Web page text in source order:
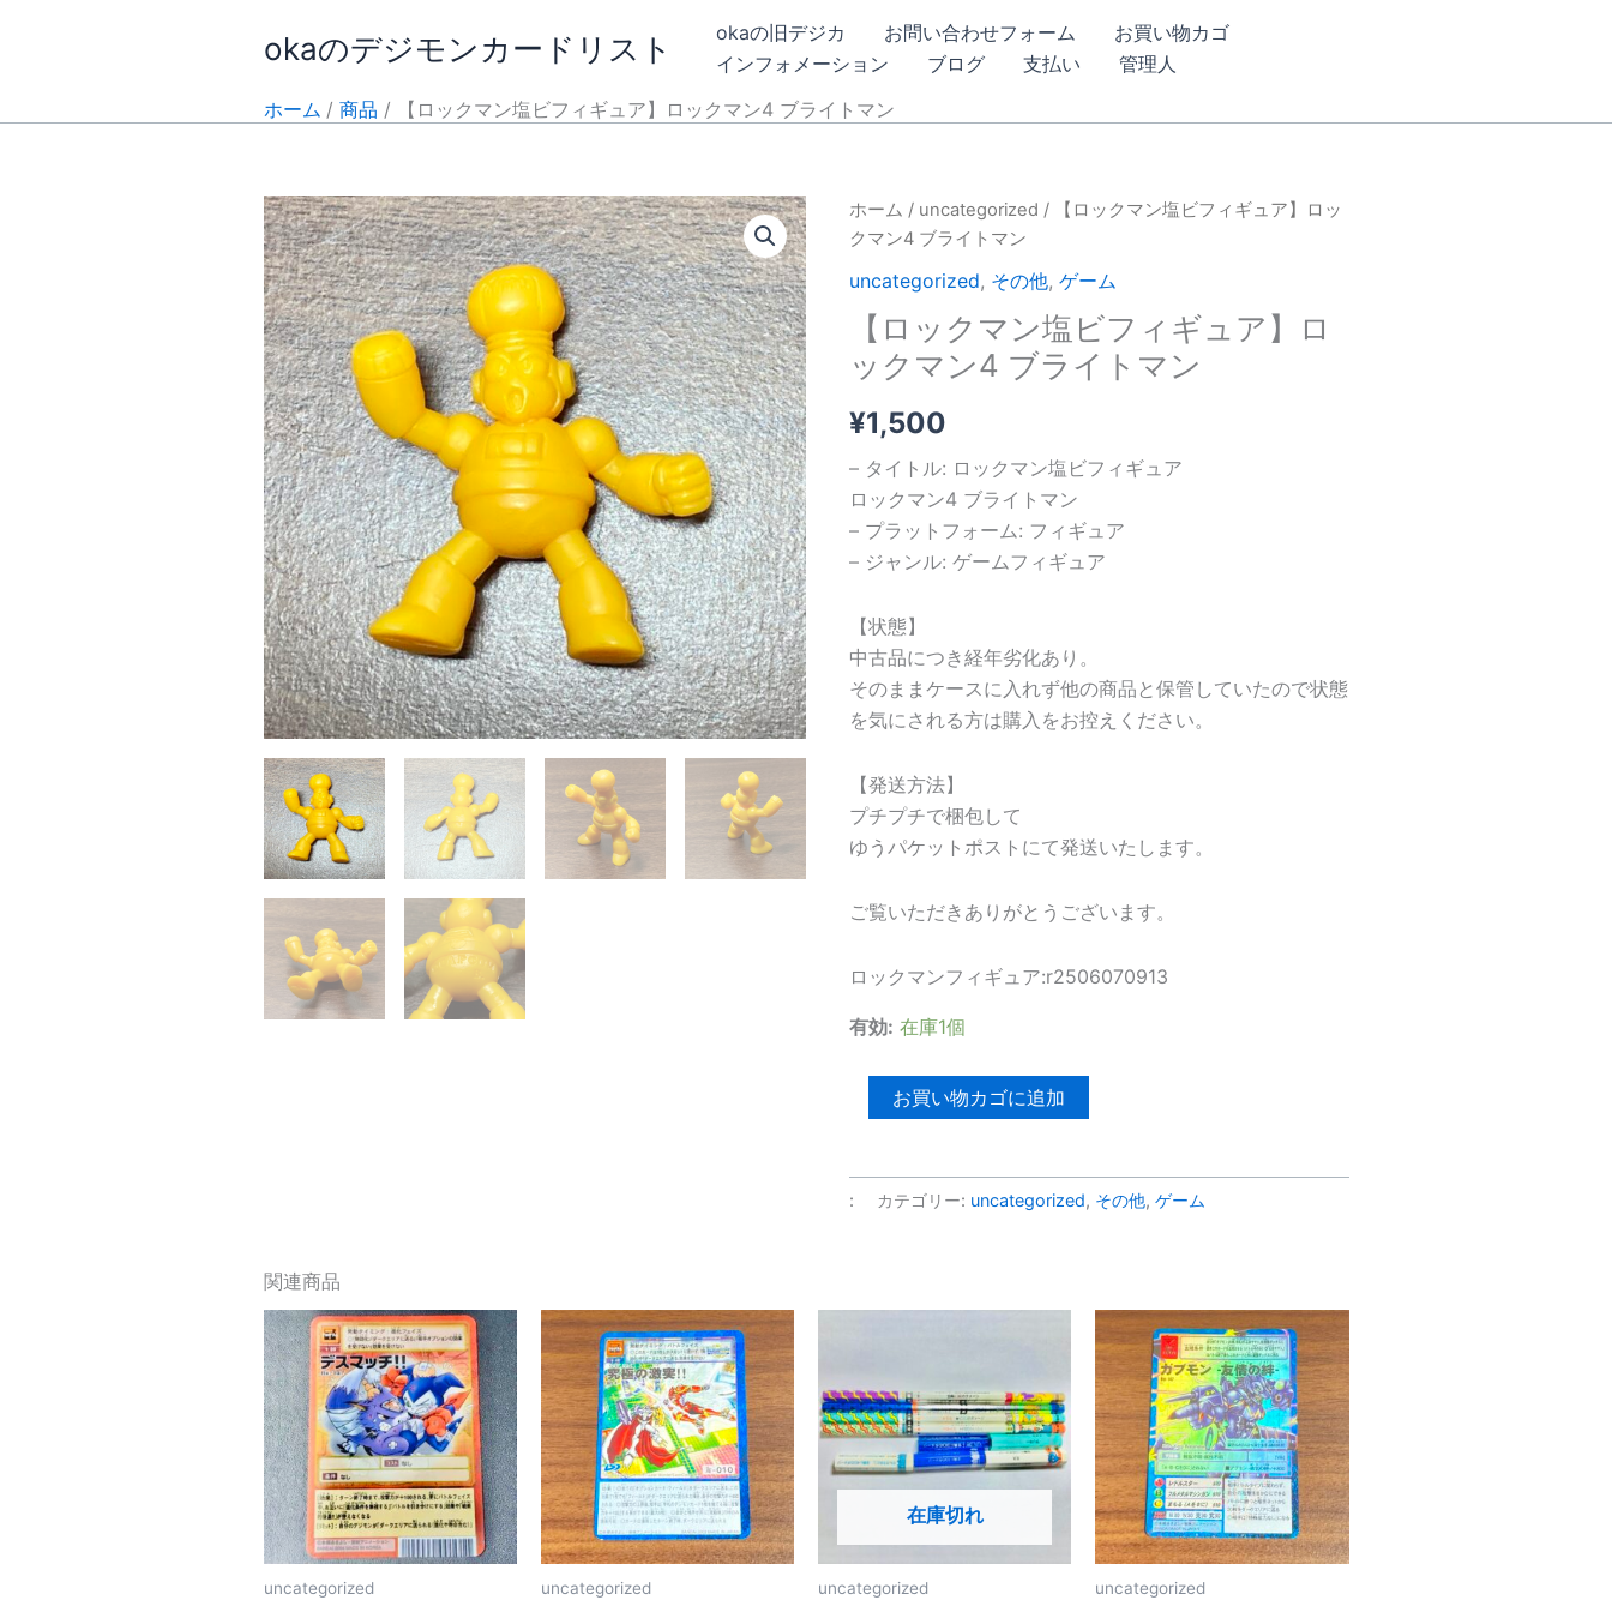
okaのデジモンカードリスト okaの旧デジカ お問い合わせフォーム
お買い物カゴ
インフォメーション
ブログ 支払い
管理人
ホーム
商品 【ロックマン塩ビフィギュア】ロックマン4 ブライトマン
ホーム / uncategorized / 【ロックマン塩ビフィギュア】ロッ
クマン4 ブライトマン
uncategorized, その他,ゲーム
【ロックマン塩ビフィギュア】ロ
ックマン4 ブライトマン
¥1,500
– タイトル: ロックマン塩ビフィギュア
ロックマン4 ブライトマン
– プラットフォーム: フィギュア
– ジャンル: ゲームフィギュア
【状態】
中古品につき経年劣化あり。
そのままケースに入れず他の商品と保管していたので状態
を気にされる方は購入をお控えください。
【発送方法】
プチプチで梱包して
ゆうパケットポストにて発送いたします。
ご覧いただきありがとうございます。
ロックマンフィギュア:r2506070913
有効: 在庫1個
マ
ン
フ
ュ
ア】
ロ
ッ
ン
お買い物カゴに追加
: カテゴリー: uncategorized, その他,ゲーム
関連商品
uncategorized uncategorized
在庫切れ
uncategorized uncategorized